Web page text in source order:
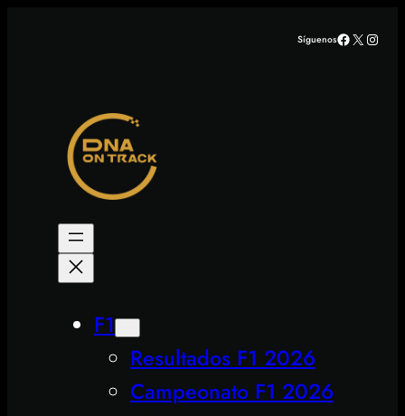
SíguenosFacebook
X
F1
Resultados F1 2026
Campeonato F1 2026